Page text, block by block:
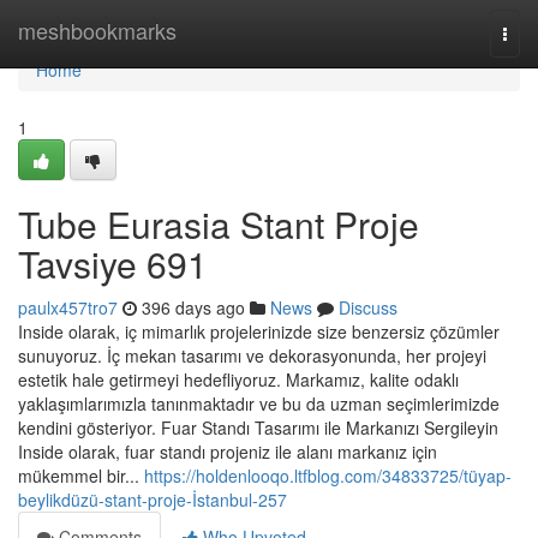
meshbookmarks
Home
Home
1
Tube Eurasia Stant Proje
Tavsiye 691
paulx457tro7 396 days ago News
Discuss
Inside olarak, iç mimarlık projelerinizde size benzersiz çözümler
sunuyoruz. İç mekan tasarımı ve dekorasyonunda, her projeyi
estetik hale getirmeyi hedefliyoruz. Markamız, kalite odaklı
yaklaşımlarımızla tanınmaktadır ve bu da uzman seçimlerimizde
kendini gösteriyor. Fuar Standı Tasarımı ile Markanızı Sergileyin
Inside olarak, fuar standı projeniz ile alanı markanız için
mükemmel bir... https://holdenlooqo.ltfblog.com/34833725/tüyap-
beylikdüzü-stant-proje-İstanbul-257